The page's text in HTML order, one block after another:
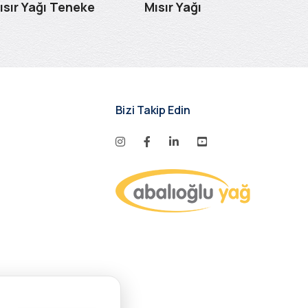
Yağı Teneke Mısır Yağı
Bizi Takip Edin